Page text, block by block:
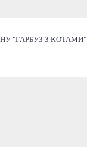
"ГАРБУЗ З КОТАМИ"